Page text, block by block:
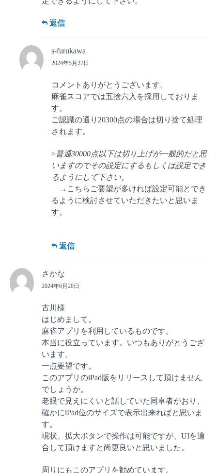
返信
s-furukawa
2024年5月27日
コメントありがとうございます。
麻雀スコアでは五捨六入を採用しておりま
す。
ご認識の通り20300点の場合は切り捨て処理
されます。
>普通30000点以下は切り上げが一般的だと思
いますのでその設定にするもしくは設定でき
るようにして下さい。
→こちらご要望が多ければ設定可能とでき
るように検討させていただきたいと思いま
す。
返信
さかな
2024年6月20日
古川様
はじめまして。
麻雀アプリを利用しているものです。
本当に役立っています。いつもありがとうござ
います。
一点要望です。
このアプリのiPad版をリリースして頂けません
でしょうか。
老眼で見えにくいと話していた同卓者がおり、
確かにiPad位のサイズで表示出来ればと思いま
す。
現状、拡大ボタンで操作は可能ですが、UIを適
合して頂けますと尚更良いと思いました。
周りにもこのアプリを勧めています。